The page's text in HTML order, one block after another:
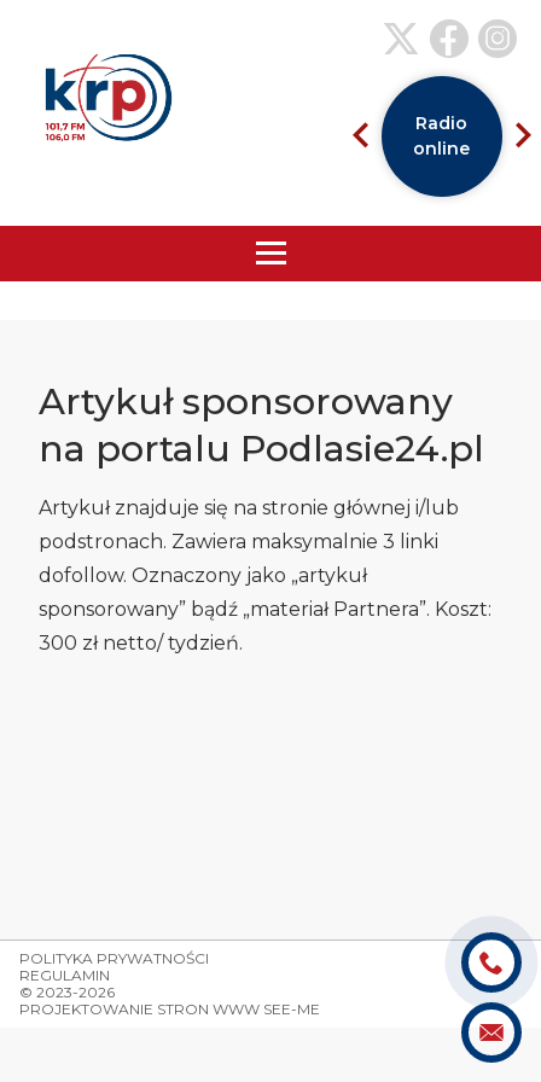
Radio
online
Artykuł sponsorowany
na portalu Podlasie24.pl
Artykuł znajduje się na stronie głównej i/lub
podstronach. Zawiera maksymalnie 3 linki
dofollow. Oznaczony jako „artykuł
sponsorowany” bądź „materiał Partnera”. Koszt:
300 zł netto/ tydzień.
POLITYKA PRYWATNOŚCI
REGULAMIN
© 2023-2026
PROJEKTOWANIE STRON WWW SEE-ME